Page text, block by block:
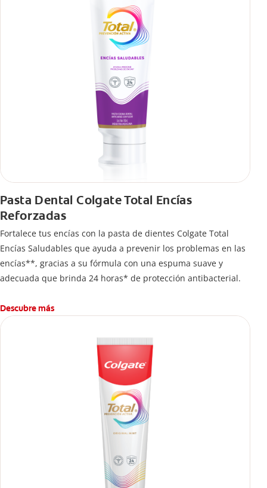
Pasta Dental Colgate Total Encías
Reforzadas
Fortalece tus encías con la pasta de dientes Colgate Total
Encías Saludables que ayuda a prevenir los problemas en las
encías**, gracias a su fórmula con una espuma suave y
adecuada que brinda 24 horas* de protección antibacterial.
Descubre más